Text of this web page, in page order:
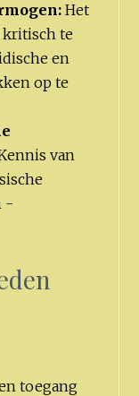
Het
kritisch te
en
op te
van
-
toegang